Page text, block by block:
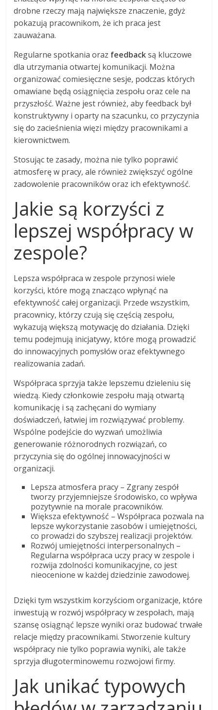
drobne rzeczy mają największe znaczenie, gdyż
pokazują pracownikom, że ich praca jest
zauważana.
Regularne spotkania oraz feedbacksą kluczowe
dla utrzymania otwartej komunikacji. Można
organizować comiesięczne sesje, podczas których
omawiane będą osiągnięcia zespołu oraz cele na
przyszłość. Ważne jest również, aby feedback był
konstruktywny i oparty na szacunku, co przyczynia
się do zacieśnienia więzi między pracownikami a
kierownictwem.
Stosując te zasady, można nie tylko poprawić
atmosferę w pracy, ale również zwiększyć ogólne
zadowolenie pracowników oraz ich efektywność.
Jakie są korzyści z
lepszej współpracy w
zespole?
Lepsza współpraca w zespole przynosi wiele
korzyści, które mogą znacząco wpłynąć na
efektywność całej organizacji. Przede wszystkim,
pracownicy, którzy czują się częścią zespołu,
wykazują większą motywację do działania. Dzięki
temu podejmują inicjatywy, które mogą prowadzić
do innowacyjnych pomysłów oraz efektywnego
realizowania zadań.
Współpraca sprzyja także lepszemu dzieleniu się
wiedzą. Kiedy członkowie zespołu mają otwartą
komunikację i są zachęcani do wymiany
doświadczeń, łatwiej im rozwiązywać problemy.
Wspólne podejście do wyzwań umożliwia
generowanie różnorodnych rozwiązań, co
przyczynia się do ogólnej innowacyjności w
organizacji.
Lepsza atmosfera pracy – Zgrany zespół
tworzy przyjemniejsze środowisko, co wpływa
pozytywnie na morale pracowników.
Większa efektywność – Współpraca pozwala na
lepsze wykorzystanie zasobów i umiejętności,
co prowadzi do szybszej realizacji projektów.
Rozwój umiejętności interpersonalnych –
Regularna współpraca uczy pracy w zespole i
rozwija zdolności komunikacyjne, co jest
nieocenione w każdej dziedzinie zawodowej.
Dzięki tym wszystkim korzyściom organizacje, które
inwestują w rozwój współpracy w zespołach, mają
szansę osiągnąć lepsze wyniki oraz budować trwałe
relacje między pracownikami. Stworzenie kultury
współpracy nie tylko poprawia wyniki, ale także
sprzyja długoterminowemu rozwojowi firmy.
Jak unikać typowych